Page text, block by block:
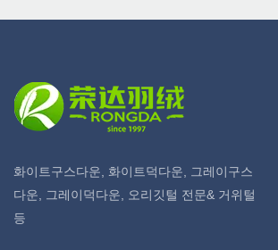
화이트구스다운, 화이트덕다운, 그레이구스
다운, 그레이덕다운, 오리깃털 전문& 거위털
등